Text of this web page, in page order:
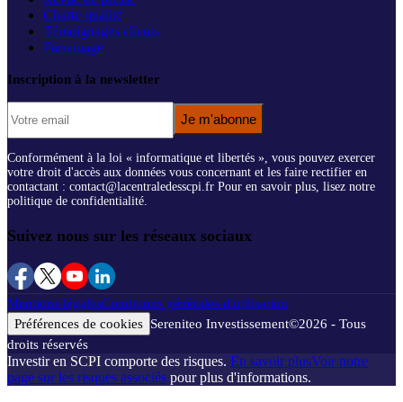
Charte qualité
Témoignages clients
Parrainage
Inscription à la newsletter
Je m'abonne
Conformément à la loi « informatique et libertés », vous pouvez exercer
votre droit d'accès aux données vous concernant et les faire rectifier en
contactant : contact@lacentraledesscpi.fr Pour en savoir plus, lisez notre
politique de confidentialité.
Suivez nous sur les réseaux sociaux
Mentions légalesConditions générales d'utilisation
Préférences de cookies Sereniteo Investissement©2026 - Tous
droits réservés
Investir en SCPI comporte des risques. En savoir plusVoir notre
page sur les risques associés pour plus d'informations.